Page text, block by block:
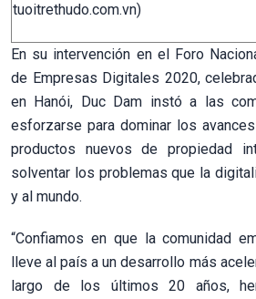
tuoitrethudo.com.vn)
En su intervención en el Foro
de Empresas Digitales 2020,
en Hanói, Duc Dam instó a las
esforzarse para dominar los
productos nuevos de propiedad
solventar los problemas que la
y al mundo.
“Confiamos en que la comunidad
lleve al país a un desarrollo más
largo de los últimos 20 años,